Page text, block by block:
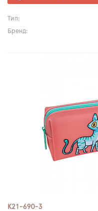
Тип:
Бренд:
K21-690-3